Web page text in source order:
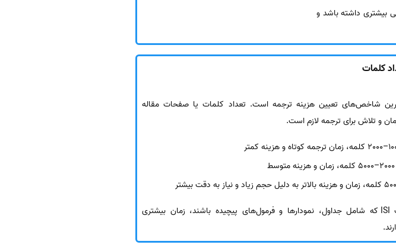
بیشتری داشته باشد و
شاخص‌های تعیین هزینه ترجمه است. تعداد کلمات یا صفحات مقاله
و تلاش برای ترجمه لازم است.
مقالات ISI که شامل جداول، نمودارها و فرمول‌های پیچیده باشند، زمان بیشتری